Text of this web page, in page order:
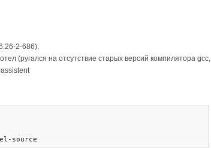
2-686).
(ругался на отсутствие старых версий компилятора gcc,
source